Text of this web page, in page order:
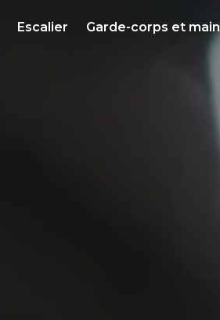
Escalier Garde-corps et